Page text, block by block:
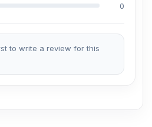
0
to write a review for this